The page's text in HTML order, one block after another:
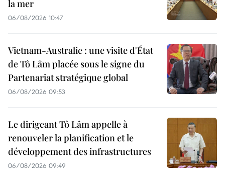
la mer
06/08/2026 10:47
Vietnam-Australie : une visite d'État
de Tô Lâm placée sous le signe du
Partenariat stratégique global
06/08/2026 09:53
Le dirigeant Tô Lâm appelle à
renouveler la planification et le
développement des infrastructures
06/08/2026 09:49